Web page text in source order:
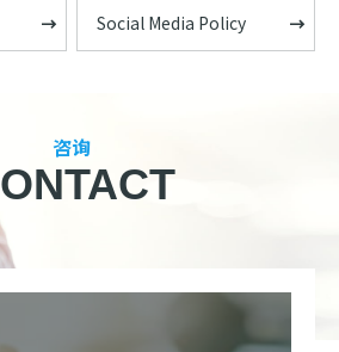
Social Media Policy
咨询
CONTACT